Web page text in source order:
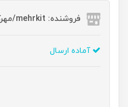
فروشنده: mehrkit/مهرکیت
آماده ارسال